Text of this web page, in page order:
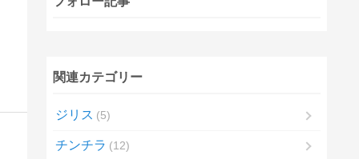
関連カテゴリー
ジリス 5
チンチラ 12